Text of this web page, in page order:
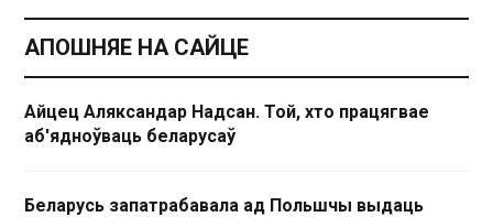
АПОШНЯЕ НА САЙЦЕ
Айцец Аляксандар Надсан. Той, хто працягвае
аб'ядноўваць беларусаў
Беларусь запатрабавала ад Польшчы выдаць